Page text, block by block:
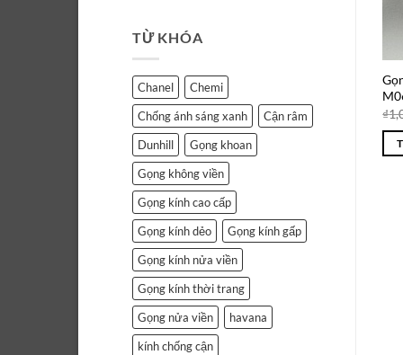
₫1,150,000.
TỪ KHÓA
Chanel
Chemi
Chống ánh sáng xanh
Cận râm
Dunhill
Gọng khoan
Gọng không viền
Gọng kính cao cấp
Gọng kính dẻo
Gọng kính gấp
Gọng kính nửa viền
Gọng kính thời trang
Gọng nửa viền
havana
kính chống cận
₫